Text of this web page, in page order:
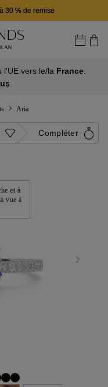
30 % de remise
l'UE vers le/la France.
Aria
Compléter
et à
vue à